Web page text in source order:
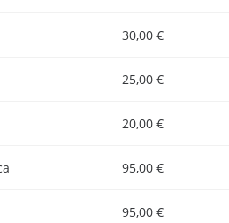
30,00 €
25,00 €
20,00 €
95,00 €
95,00 €